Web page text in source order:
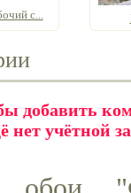
с...
добавить
нет учётной